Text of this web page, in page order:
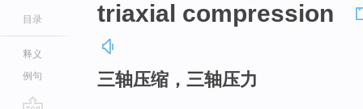
目录
释义
例句
triaxial compression
三轴压缩，三轴压力